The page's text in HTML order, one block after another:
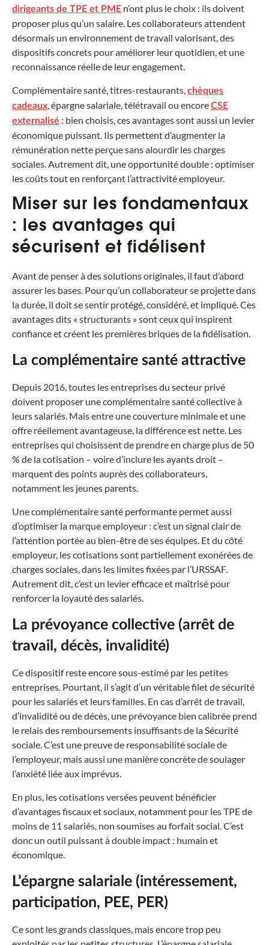
dirigeants de TPE et PME n’ont plus le choix : ils doivent
proposer plus qu’un salaire. Les collaborateurs attendent
désormais un environnement de travail valorisant, des
dispositifs concrets pour améliorer leur quotidien, et une
reconnaissance réelle de leur engagement.
Complémentaire santé, titres-restaurants, chèques
cadeaux , épargne salariale, télétravail ou encoreCSE
externalisé : bien choisis, ces avantages sont aussi un levier
économique puissant. Ils permettent d’augmenter la
rémunération nette perçue sans alourdir les charges
sociales. Autrement dit, une opportunité double : optimiser
les coûts tout en renforçant l’attractivité employeur.
Miser sur les fondamentaux
: les avantages qui
sécurisent et fidélisent
Avant de penser à des solutions originales, il faut d’abord
assurer les bases. Pour qu’un collaborateur se projette dans
la durée, il doit se sentir protégé, considéré, et impliqué. Ces
avantages dits « structurants » sont ceux qui inspirent
confiance et créent les premières briques de la fidélisation.
La complémentaire santé attractive
Depuis 2016, toutes les entreprises du secteur privé
doivent proposer une complémentaire santé collective à
leurs salariés. Mais entre une couverture minimale et une
offre réellement avantageuse, la différence est nette. Les
entreprises qui choisissent de prendre en charge plus de 50
% de la cotisation – voire d’inclure les ayants droit –
marquent des points auprès des collaborateurs,
notamment les jeunes parents.
Une complémentaire santé performante permet aussi
d’optimiser la marque employeur : c’est un signal clair de
l’attention portée au bien-être de ses équipes. Et du côté
employeur, les cotisations sont partiellement exonérées de
charges sociales, dans les limites fixées par l’URSSAF.
Autrement dit, c’est un levier efficace et maîtrisé pour
renforcer la loyauté des salariés.
La prévoyance collective (arrêt de
travail, décès, invalidité)
Ce dispositif reste encore sous-estimé par les petites
entreprises. Pourtant, il s’agit d’un véritable filet de sécurité
pour les salariés et leurs familles. En cas d’arrêt de travail,
d’invalidité ou de décès, une prévoyance bien calibrée prend
le relais des remboursements insuffisants de la Sécurité
sociale. C’est une preuve de responsabilité sociale de
l’employeur, mais aussi une manière concrète de soulager
l’anxiété liée aux imprévus.
En plus, les cotisations versées peuvent bénéficier
d’avantages fiscaux et sociaux, notamment pour les TPE de
moins de 11 salariés, non soumises au forfait social. C’est
donc un outil puissant à double impact : humain et
économique.
L’épargne salariale (intéressement,
participation, PEE, PER)
Ce sont les grands classiques, mais encore trop peu